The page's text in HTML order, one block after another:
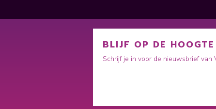
BLIJF OP DE HOOGTE
Schrijf je in voor de nieuwsbrief van